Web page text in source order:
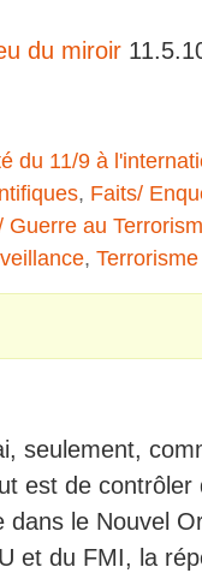
du miroir
du 11/9 à
, Faits/
Guerre au
,
seulement,
est de
le Nouvel
et du FMI, la